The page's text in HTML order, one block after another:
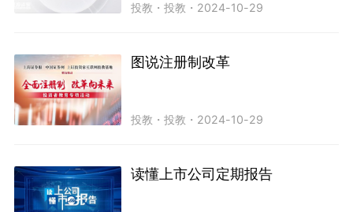
投教 ・投教 ・ 2024-10-29
图说注册制改革
投教 ・投教 ・ 2024-10-29
读懂上市公司定期报告